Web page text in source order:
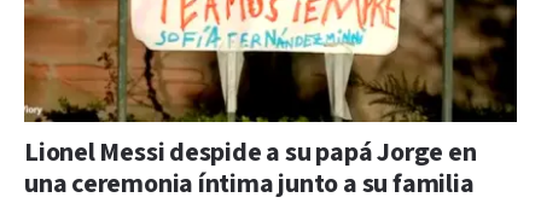
Lionel Messi despide a su papá Jorge en
una ceremonia íntima junto a su familia